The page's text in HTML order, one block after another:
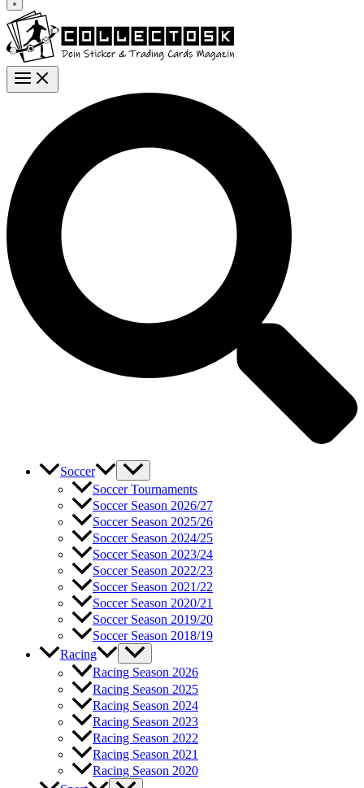
Soccer
Soccer Tournaments
Soccer Season 2026/27
Soccer Season 2025/26
Soccer Season 2024/25
Soccer Season 2023/24
Soccer Season 2022/23
Soccer Season 2021/22
Soccer Season 2020/21
Soccer Season 2019/20
Soccer Season 2018/19
Racing
Racing Season 2026
Racing Season 2025
Racing Season 2024
Racing Season 2023
Racing Season 2022
Racing Season 2021
Racing Season 2020